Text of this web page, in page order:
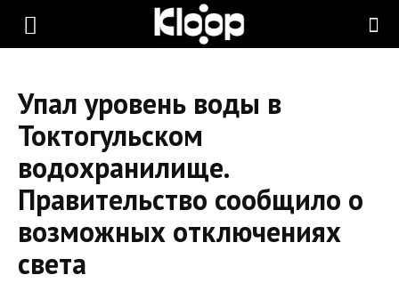
KLOOP.KG
Новости
Кыргызстана
Упал уровень воды в
Токтогульском
водохранилище.
Правительство сообщило о
возможных отключениях
света